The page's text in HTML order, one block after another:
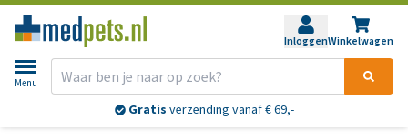
InloggenWinkelwagen
Menu
Gratis verzending vanaf € 69,-